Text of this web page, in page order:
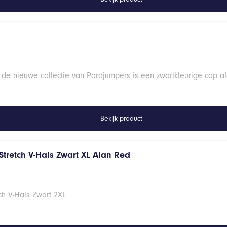
nieuwe collectie van Parajumpers is een zwartkleurige cap
Bekijk product
V-Hals Zwart XL Alan Red
V-Hals Zwart 2XL